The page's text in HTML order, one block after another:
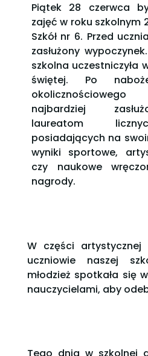
Piątek 28 czerwca
zajęć w roku szkolnym
Szkół nr 6. Przed
zasłużony
szkolna uczestniczyła
świętej. Po
najbardziej
laureatom
posiadających na
wyniki sportowe,
czy naukowe
nagrody.
W części artystycznej
uczniowie naszej
młodzież spotkała się
nauczycielami, aby